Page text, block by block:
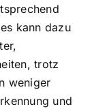
kann dazu
trotz
weniger
und